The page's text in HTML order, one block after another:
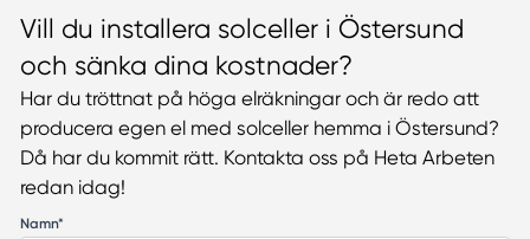
Vill du installera solceller i Östersund
och sänka dina kostnader?
Har du tröttnat på höga elräkningar och är redo att
producera egen el med solceller hemma i Östersund?
Då har du kommit rätt. Kontakta oss på Heta Arbeten
redan idag!
Namn*